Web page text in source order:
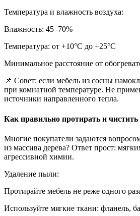
Температура и влажность воздуха:
Влажность: 45–70%
Температура: от +10°С до +25°С
Минимальное расстояние от
📌 Совет: если мебель из сосны
при комнатной температуре. Не
источники направленного тепла.
Как правильно протирать и чистить
Многие покупатели задаются
из массива дерева? Ответ прост:
агрессивной химии.
Удаление пыли:
Протирайте мебель не реже одного
Используйте мягкие ткани: фланель,